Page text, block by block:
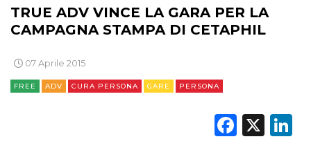
RADIO / AUDIO
TRUE ADV VINCE LA GARA PER LA
CAMPAGNA STAMPA DI CETAPHIL
07 Aprile 2015
FREE ADV CURA PERSONA GARE PERSONA
X